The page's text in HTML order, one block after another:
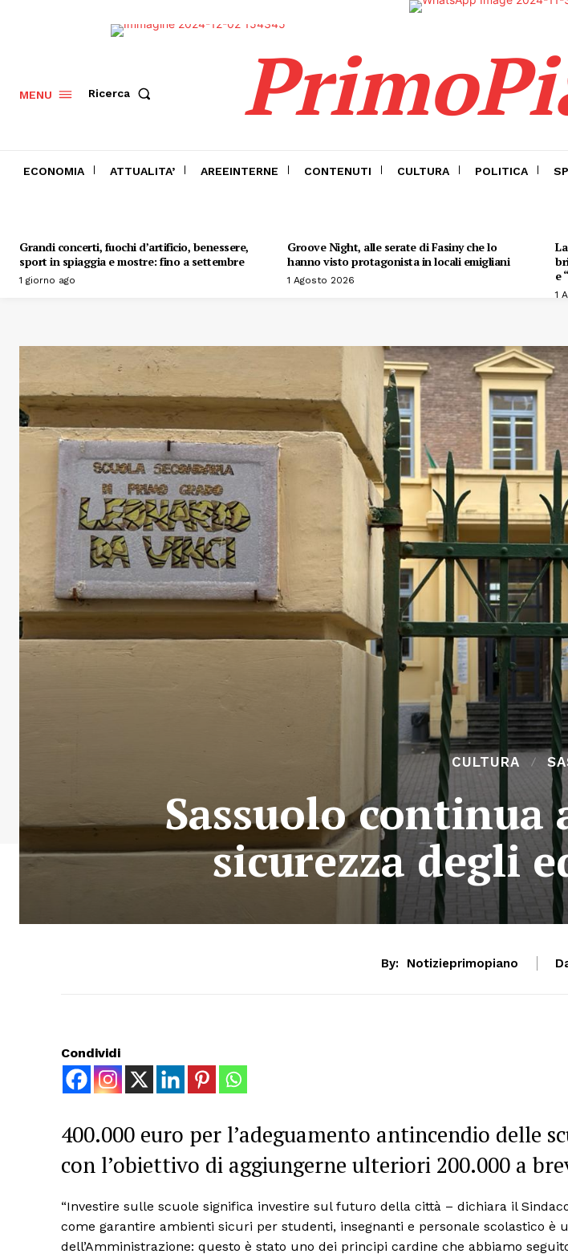
MENU Ricerca
ECONOMIA ATTUALITA’ AREEINTERNE CONTENUTI CULTURA POLITICA
Grandi concerti, fuochi d’artificio, benessere,
sport in spiaggia e mostre: fino a settembre
1 giorno ago
Groove Night, alle serate di Fasiny che lo
hanno visto protagonista in locali emigliani
1 Agosto 2026
e
1
CULTURA
Sassuolo
sicurezza degli
By: Notizieprimopiano
Condividi
400.000 euro per l’adeguamento antincendio delle
con l’obiettivo di aggiungerne ulteriori 200.000 a
“Investire sulle scuole significa investire sul futuro della città – dichiara il
come garantire ambienti sicuri per studenti, insegnanti e personale scolastico è
dell’Amministrazione: questo è stato uno dei principi cardine che abbiamo